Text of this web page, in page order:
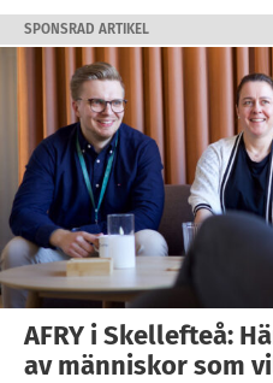
SPONSRAD ARTIKEL
AFRY i Skellefteå:
av människor som